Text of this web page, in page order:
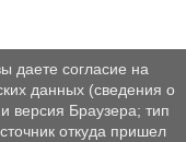
даете согласие на
данных (сведения о
версия Браузера; тип
откуда пришел